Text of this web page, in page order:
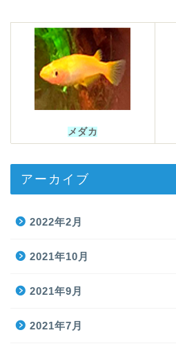
メダカ
アーカイブ
2022年2月
2021年10月
2021年9月
2021年7月